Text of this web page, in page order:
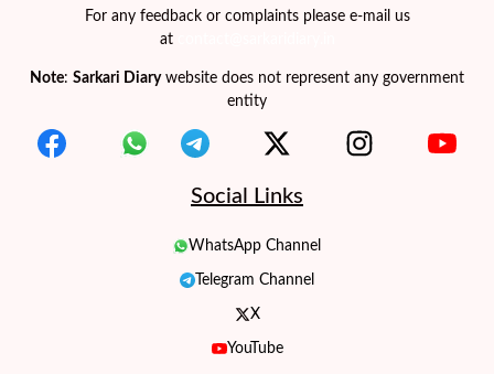
For any feedback or complaints please e-mail us
at
Note: Sarkari Diarywebsite does not represent any government
entity
Social Links
WhatsApp Channel
Telegram Channel
X
YouTube